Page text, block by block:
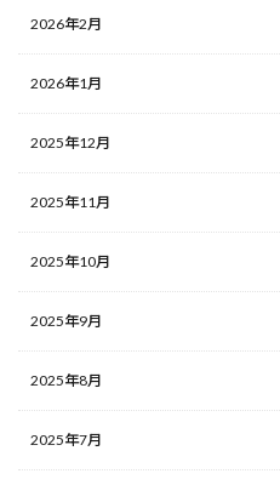
2026年2月
2026年1月
2025年12月
2025年11月
2025年10月
2025年9月
2025年8月
2025年7月